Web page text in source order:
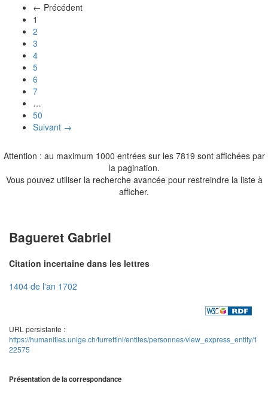
← Précédent
1
2
3
4
5
6
7
…
50
Suivant →
Attention : au maximum 1000 entrées sur les 7819 sont affichées par
la pagination.
Vous pouvez utiliser la recherche avancée pour restreindre la liste à
afficher.
Bagueret Gabriel
Citation incertaine dans les lettres
1404 de l'an 1702
URL persistante :
https://humanities.unige.ch/turrettini/entites/personnes/view_express_entity/1
22575
Présentation de la correspondance